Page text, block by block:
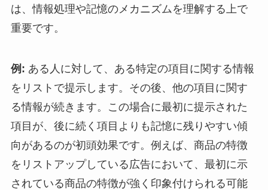
は、情報処理や記憶のメカニズムを理解する上で
重要です。
例: ある人に対して、ある特定の項目に関する情報
をリストで提示します。その後、他の項目に関す
る情報が続きます。この場合に最初に提示された
項目が、後に続く項目よりも記憶に残りやすい傾
向があるのが初頭効果です。例えば、商品の特徴
をリストアップしている広告において、最初に示
されている商品の特徴が強く印象付けられる可能